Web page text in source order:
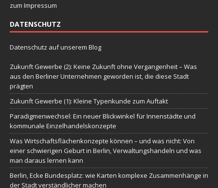
zum Impressum
DATENSCHUTZ
Datenschutz auf unserem Blog
Zukunft Gewerbe (2): Keine Zukunft ohne Vergangenheit – Was
aus den Berliner Unternehmen geworden ist, die diese Stadt
prägten
Zukunft Gewerbe (1): Kleine Typenkunde zum Auftakt
Paradigmenwechsel: Ein neuer Blickwinkel für Innenstädte und
kommunale Einzelhandelskonzepte
Was Wirtschaftsflächenkonzepte können – und was nicht: Von
einer schwierigen Geburt in Berlin, Verwaltungshandeln und was
man daraus lernen kann
Berlin, Ecke Bundesplatz: wie Karten komplexe Zusammenhänge in
der Stadt verständlicher machen